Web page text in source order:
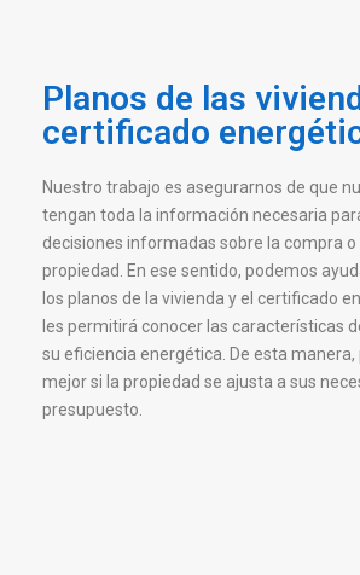
Planos de las
certificado
Nuestro trabajo es asegurarnos de que
tengan toda la información necesaria
decisiones informadas sobre la compra o
propiedad. En ese sentido, podemos
los planos de la vivienda y el certificado
les permitirá conocer las características
su eficiencia energética. De esta
mejor si la propiedad se ajusta a sus
presupuesto.